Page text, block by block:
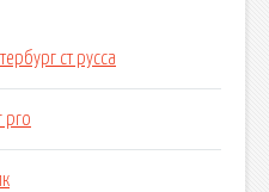
ст русса
pro